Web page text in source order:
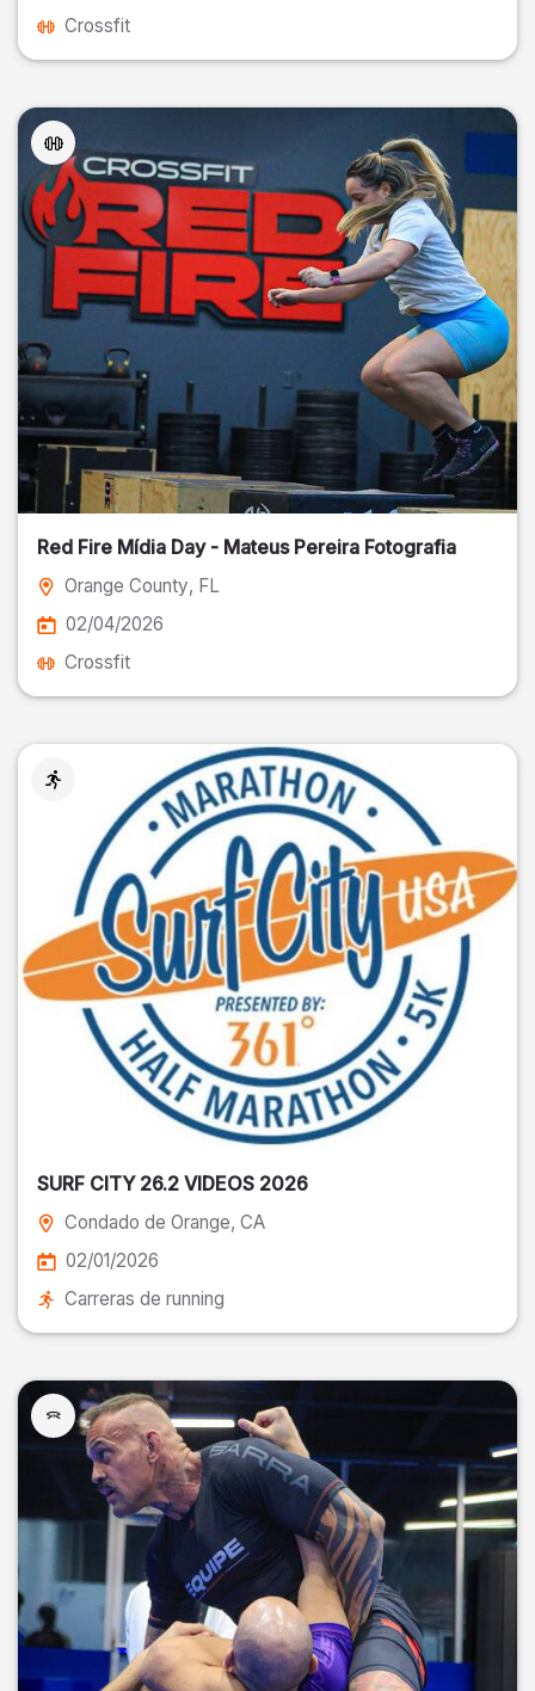
Crossfit
Red Fire Mídia Day - Mateus Pereira Fotografia
Orange County, FL
02/04/2026
Crossfit
SURF CITY 26.2 VIDEOS 2026
Condado de Orange, CA
02/01/2026
Carreras de running